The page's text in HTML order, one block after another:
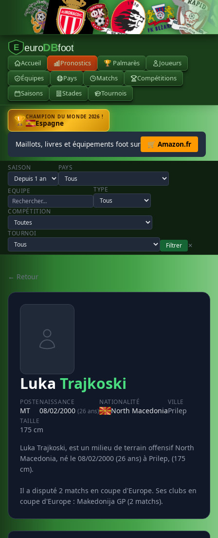
E euroDBfoot
Accueil Pronostics 🏆 Palmarès
Joueurs
Équipes
Pays Matchs
Compétitions
Saisons
Stades Tournois
🏆CHAMPION DU MONDE 2026 !
Espagne
Maillots, livres et équipements foot sur 🛒 Amazon.fr
SAISON PAYS
EQUIPE TYPE
COMPÉTITION
TOURNOI
Filtrer
✕
← Retour
Luka Trajkoski
POSTE
MT
NAISSANCE
08/02/2000 (26 ans)
NATIONALITÉ
North Macedonia
VILLE
Prilep
TAILLE
175 cm
Luka Trajkoski, est un milieu de terrain offensif North
Macedonia, né le 08/02/2000 (26 ans) à Prilep, (175
cm).
Il a disputé 2 matchs en coupe d'Europe. Ses clubs en
coupe d'Europe : Makedonija GP (2 matchs).